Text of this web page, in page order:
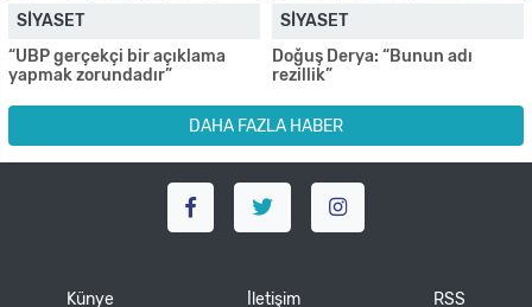
SIYASET
“UBP gerçekçi bir açıklama
yapmak zorundadır”
SIYASET
Doğuş Derya: “Bunun adı
rezillik”
DAHA FAZLA HABER
Künye İletişim RSS